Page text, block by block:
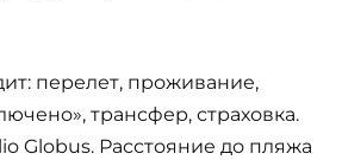
перелет, проживание,
трансфер, страховка.
Globus. Расстояние до пляжа